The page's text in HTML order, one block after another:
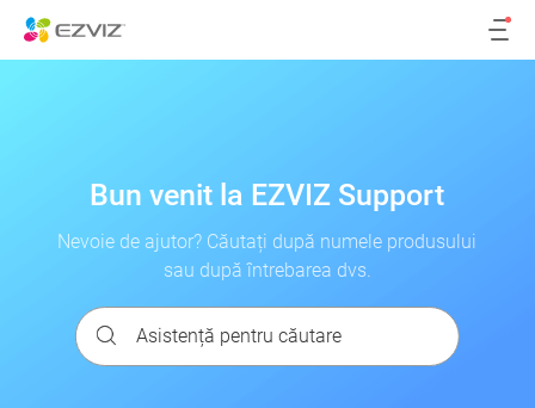
Bun venit la EZVIZ Support
Nevoie de ajutor? Căutați după numele produsului
sau după întrebarea dvs.